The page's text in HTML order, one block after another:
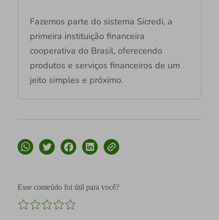
Fazemos parte do sistema Sicredi, a
primeira instituição financeira
cooperativa do Brasil, oferecendo
produtos e serviços financeiros de um
jeito simples e próximo.
Esse conteúdo foi útil para você?